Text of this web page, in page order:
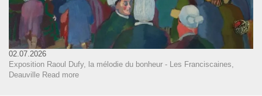
02.07.2026
Exposition Raoul Dufy, la mélodie du bonheur - Les Franciscaines,
Deauville Read more